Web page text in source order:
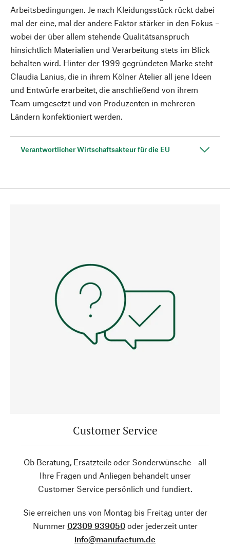
Arbeitsbedingungen. Je nach Kleidungsstück rückt dabei
mal der eine, mal der andere Faktor stärker in den Fokus –
wobei der über allem stehende Qualitätsanspruch
hinsichtlich Materialien und Verarbeitung stets im Blick
behalten wird. Hinter der 1999 gegründeten Marke steht
Claudia Lanius, die in ihrem Kölner Atelier all jene Ideen
und Entwürfe erarbeitet, die anschließend von ihrem
Team umgesetzt und von Produzenten in mehreren
Ländern konfektioniert werden.
Verantwortlicher Wirtschaftsakteur für die EU
Customer Service
Ob Beratung, Ersatzteile oder Sonderwünsche - all
Ihre Fragen und Anliegen behandelt unser
Customer Service persönlich und fundiert.
Sie erreichen uns von Montag bis Freitag unter der
Nummer 02309 939050oder jederzeit unter
info@manufactum.de